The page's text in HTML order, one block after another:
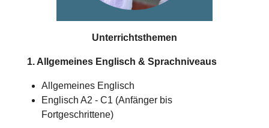
Unterrichtsthemen
1. Allgemeines Englisch & Sprachniveaus
Allgemeines Englisch
Englisch A2 - C1 (Anfänger bis
Fortgeschrittene)